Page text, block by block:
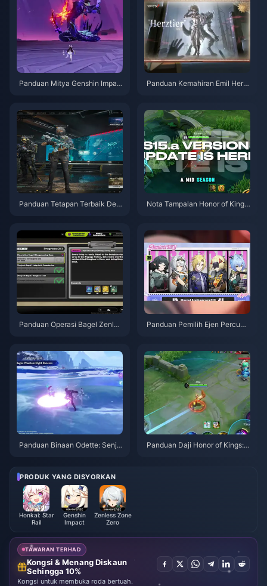
Panduan Mitya Genshin Impac
Panduan Kemahiran Emil Herzt
Panduan Tetapan Terbaik Delt
Nota Tampalan Honor of Kings
Panduan Operasi Bagel Zenles
Panduan Pemilih Ejen Percuma
Panduan Binaan Odette: Senja
Panduan Daji Honor of Kings: 1
PRODUK YANG DISYORKAN
Honkai: Star
Rail
Genshin
Impact
Zenless Zone
Zero
TAWARAN TERHAD
Kongsi & Menang Diskaun
Sehingga 10%
Kongsi untuk membuka roda bertuah.